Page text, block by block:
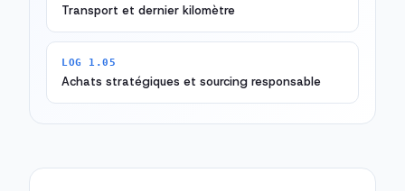
Transport et dernier kilomètre
LOG 1.05
Achats stratégiques et sourcing responsable